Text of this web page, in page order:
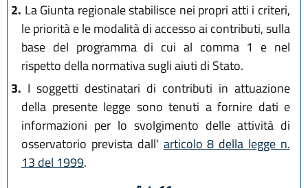
2. La Giunta regionale stabilisce nei propri atti i criteri,
le priorità e le modalità di accesso ai contributi, sulla
base del programma di cui al comma 1 e nel
rispetto della normativa sugli aiuti di Stato.
3. I soggetti destinatari di contributi in attuazione
della presente legge sono tenuti a fornire dati e
informazioni per lo svolgimento delle attività di
osservatorio prevista dall' articolo 8 della legge n.
13 del 1999.